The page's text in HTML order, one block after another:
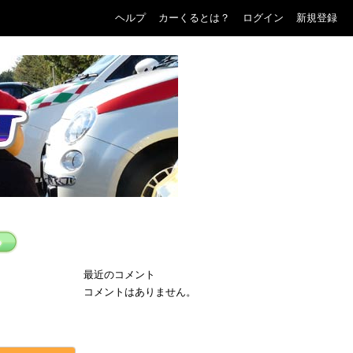
ヘルプ カーくるとは？ ログイン 新規登録
最近のコメント
コメントはありません。